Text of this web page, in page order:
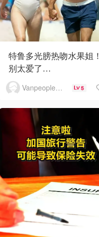
特鲁多光膀热吻水果姐！
别太爱了…
Vanpeople人在温哥华 5